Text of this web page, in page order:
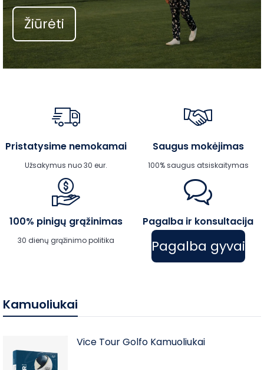
Žiūrėti
Pristatysime nemokamai
Užsakymus nuo 30 eur.
Saugus mokėjimas
100% saugus atsiskaitymas
100% pinigų grąžinimas
30 dienų grąžinimo politika
Pagalba ir konsultacija
Pagalba gyvai
Kamuoliukai
Vice Tour Golfo Kamuoliukai